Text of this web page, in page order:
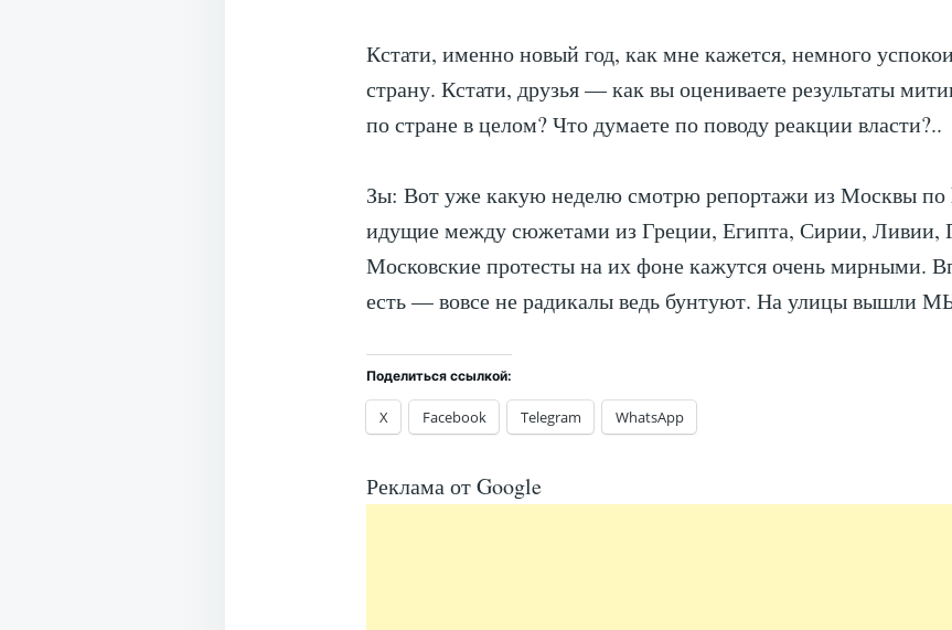
Кстати, именно новый год, как мне кажется, немного
страну. Кстати, друзья — как вы оцениваете результаты
по стране в целом? Что думаете по поводу реакции власти?..
Зы: Вот уже какую неделю смотрю репортажи из Москвы по
идущие между сюжетами из Греции, Египта, Сирии, Ливии,
Московские протесты на их фоне кажутся очень мирными.
есть — вовсе не радикалы ведь бунтуют. На улицы
Поделиться ссылкой:
X Facebook Telegram WhatsApp
Реклама от Google